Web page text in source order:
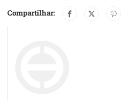
Compartilhar: